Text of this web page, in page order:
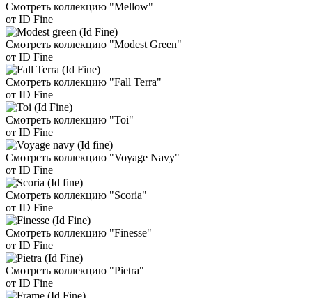
Смотреть коллекцию "Mellow"
от ID Fine
Смотреть коллекцию "Modest Green"
от ID Fine
Смотреть коллекцию "Fall Terra"
от ID Fine
Смотреть коллекцию "Toi"
от ID Fine
Смотреть коллекцию "Voyage Navy"
от ID Fine
Смотреть коллекцию "Scoria"
от ID Fine
Смотреть коллекцию "Finesse"
от ID Fine
Смотреть коллекцию "Pietra"
от ID Fine